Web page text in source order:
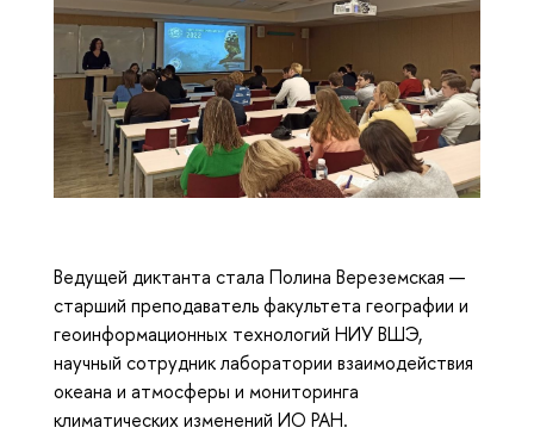
Ведущей диктанта стала Полина Вереземская —
старший преподаватель факультета географии и
геоинформационных технологий НИУ ВШЭ,
научный сотрудник лаборатории взаимодействия
океана и атмосферы и мониторинга
климатических изменений ИО РАН.